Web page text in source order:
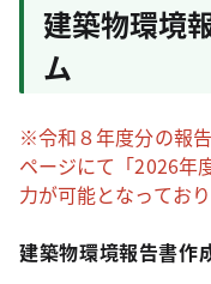
建築物環境
ム
※令和８年度分の報
ページにて「2026年
力が可能となっており
建築物環境報告書作